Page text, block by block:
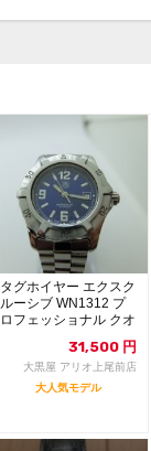
タグホイヤー エクスク
ルーシブ WN1312 プ
ロフェッショナル クオ
31,500 円
大黒屋 アリオ上尾前店
大人気モデル